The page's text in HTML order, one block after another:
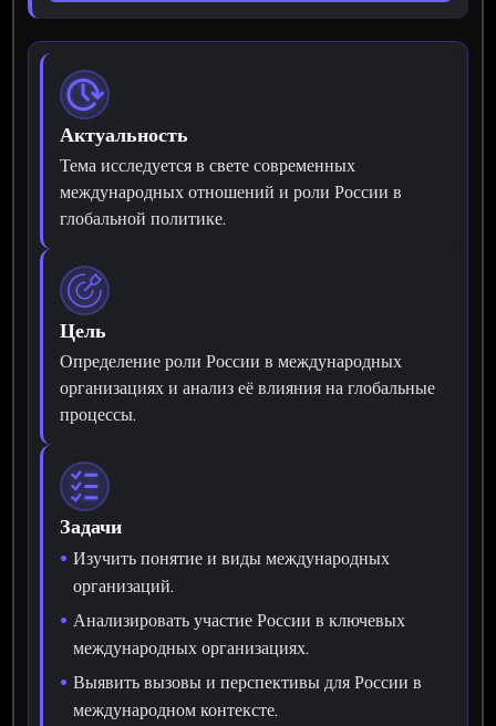
Актуальность
Тема исследуется в свете современных
международных отношений и роли России в
глобальной политике.
Цель
Определение роли России в международных
организациях и анализ её влияния на глобальные
процессы.
Задачи
Изучить понятие и виды международных
организаций.
Анализировать участие России в ключевых
международных организациях.
Выявить вызовы и перспективы для России в
международном контексте.